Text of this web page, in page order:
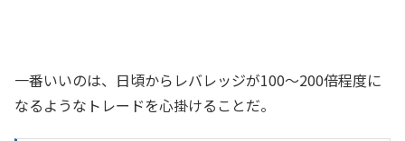
一番いいのは、日頃からレバレッジが100～200倍程度に
なるようなトレードを心掛けることだ。